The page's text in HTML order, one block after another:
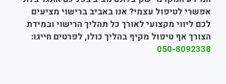
אפשרי לטיפול עצמי? אנו באביב ברישוי מציעים
לכם ליווי מקצועי לאורך כל תהליך הרישוי ובמידת
הצורך אף טיפול מקיף בהליך כולו, לפרטים חייגו:
050-8092338